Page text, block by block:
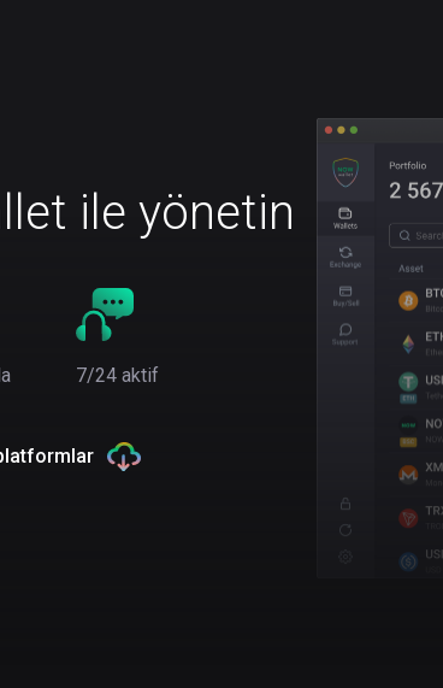
ile yönetin
7/24 aktif